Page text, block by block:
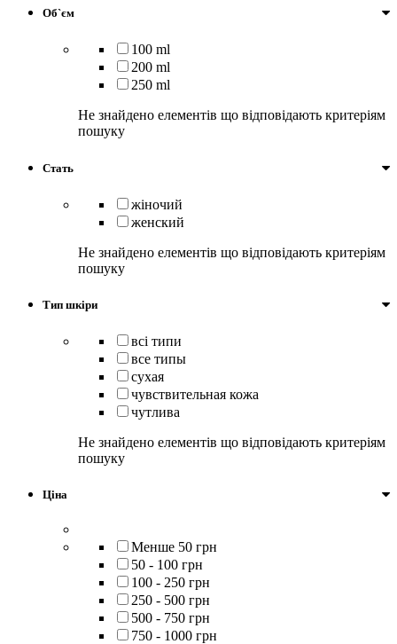
Об`єм
100 ml
200 ml
250 ml
Не знайдено елементів що відповідають критеріям
пошуку
Стать
жіночий
женский
Не знайдено елементів що відповідають критеріям
пошуку
Тип шкіри
всі типи
все типы
сухая
чувствительная кожа
чутлива
Не знайдено елементів що відповідають критеріям
пошуку
Ціна
Менше 50 грн
50 - 100 грн
100 - 250 грн
250 - 500 грн
500 - 750 грн
750 - 1000 грн